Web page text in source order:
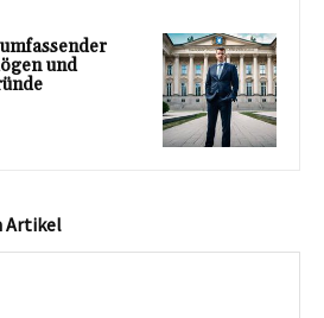
und
Artikel